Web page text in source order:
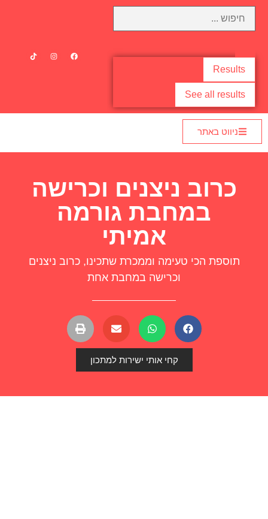
Results
See all results
ניווט באתר
כרוב ניצנים וכרישה
במחבת גורמה
אמיתי
תוספת הכי טעימה וממכרת שתכינו, כרוב ניצנים
וכרישה במחבת אחת
קחי אותי ישירות למתכון